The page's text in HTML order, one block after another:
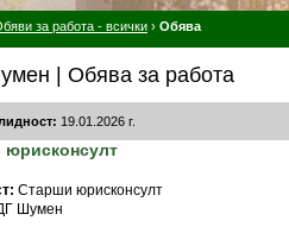
за работа - всички › Обява
| Обява за работа
19.01.2026 г.
Старши юрисконсулт
Шумен